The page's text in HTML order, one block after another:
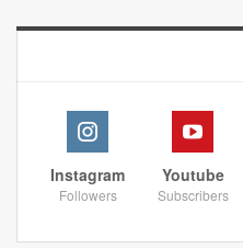
Youtube
Subscribers
Instagram
Followers